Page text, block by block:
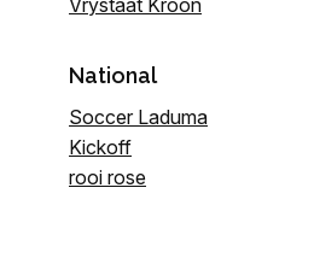
Vrystaat Kroon
National
Soccer Laduma
Kickoff
rooi rose